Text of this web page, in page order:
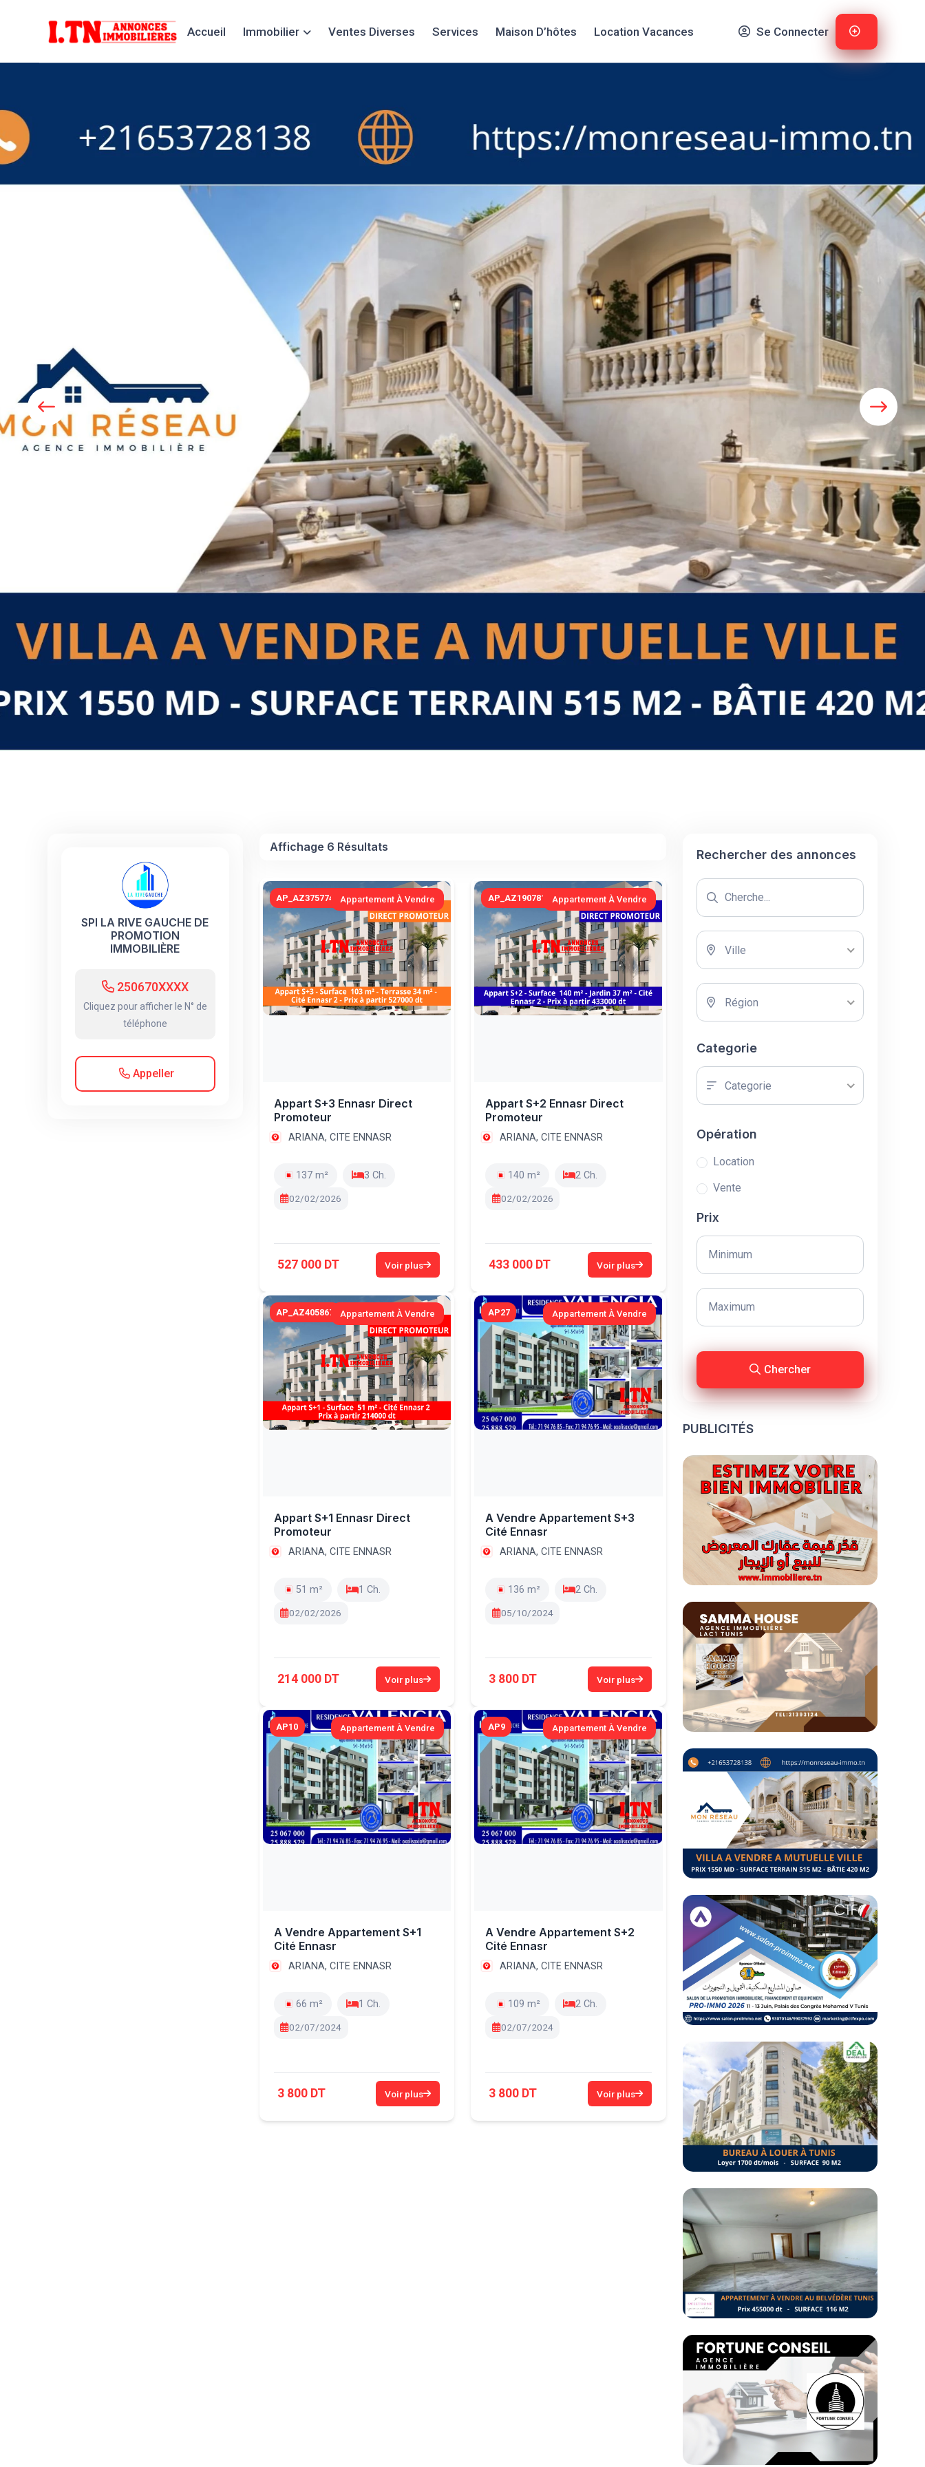
Accueil Immobilier Ventes Diverses Services Maison D’hôtes Location Vacances Se Connecter
SPI LA RIVE GAUCHE DE
PROMOTION
IMMOBILIÈRE
250670XXXX
Cliquez pour afficher le N° de
téléphone
Appeller
Affichage 6 Résultats
AP_AZ37577431Appartement À Vendre
Appart S+3 Ennasr Direct
Promoteur
ARIANA, CITE ENNASR
137 m² 3 Ch.
02/02/2026
527 000 DT Voir plus
AP_AZ190781124Appartement À Vendre
Appart S+2 Ennasr Direct
Promoteur
ARIANA, CITE ENNASR
140 m² 2 Ch.
02/02/2026
433 000 DT Voir plus
AP_AZ405867 Appartement À Vendre
Appart S+1 Ennasr Direct
Promoteur
ARIANA, CITE ENNASR
51 m² 1 Ch.
02/02/2026
214 000 DT Voir plus
AP27 Appartement À Vendre
A Vendre Appartement S+3
Cité Ennasr
ARIANA, CITE ENNASR
136 m² 2 Ch.
05/10/2024
3 800 DT Voir plus
AP10 Appartement À Vendre
A Vendre Appartement S+1
Cité Ennasr
ARIANA, CITE ENNASR
66 m² 1 Ch.
02/07/2024
3 800 DT Voir plus
AP9 Appartement À Vendre
A Vendre Appartement S+2
Cité Ennasr
ARIANA, CITE ENNASR
109 m² 2 Ch.
02/07/2024
3 800 DT Voir plus
Rechercher des annonces
Ville
Région
Categorie
Categorie
Opération
Location
Vente
Prix
Chercher
PUBLICITÉS